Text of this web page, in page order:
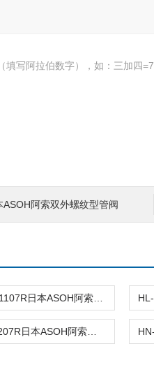
填写阿拉伯数字），如：三加四=7
ASOH阿索双外螺纹型管阀